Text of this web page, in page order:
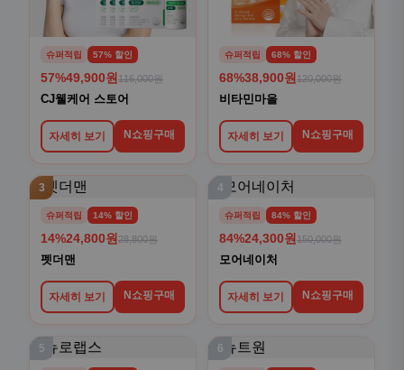
슈퍼적립 57% 할인
57%49,900원 116,000원
CJ웰케어 스토어
자세히 보기 N쇼핑구매
슈퍼적립 68% 할인
68%38,900원 120,000원
비타민마을
자세히 보기 N쇼핑구매
3
슈퍼적립 14% 할인
14%24,800원 28,800원
펫더맨
자세히 보기 N쇼핑구매
4
슈퍼적립 84% 할인
84%24,300원 150,000원
모어네이처
자세히 보기 N쇼핑구매
5 6